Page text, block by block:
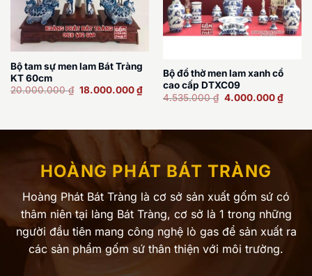
Bộ tam sự men lam Bát Tràng
KT 60cm
20.000.000₫ Giá
18.000.000₫Giá
hiện
Bộ đồ thờ men lam xanh cổ
cao cấp DTXC09
4.535.000₫ Giá
4.000.000₫Giá
hiện
HOÀNG PHÁT BÁT TRÀNG
Hoàng Phát Bát Tràng là cơ sở sản xuất gốm sứ có
thâm niên tại làng Bát Tràng, cơ sở là 1 trong những
người đầu tiên mang công nghệ lò gas để sản xuất ra
các sản phẩm gốm sứ thân thiện với môi trường.